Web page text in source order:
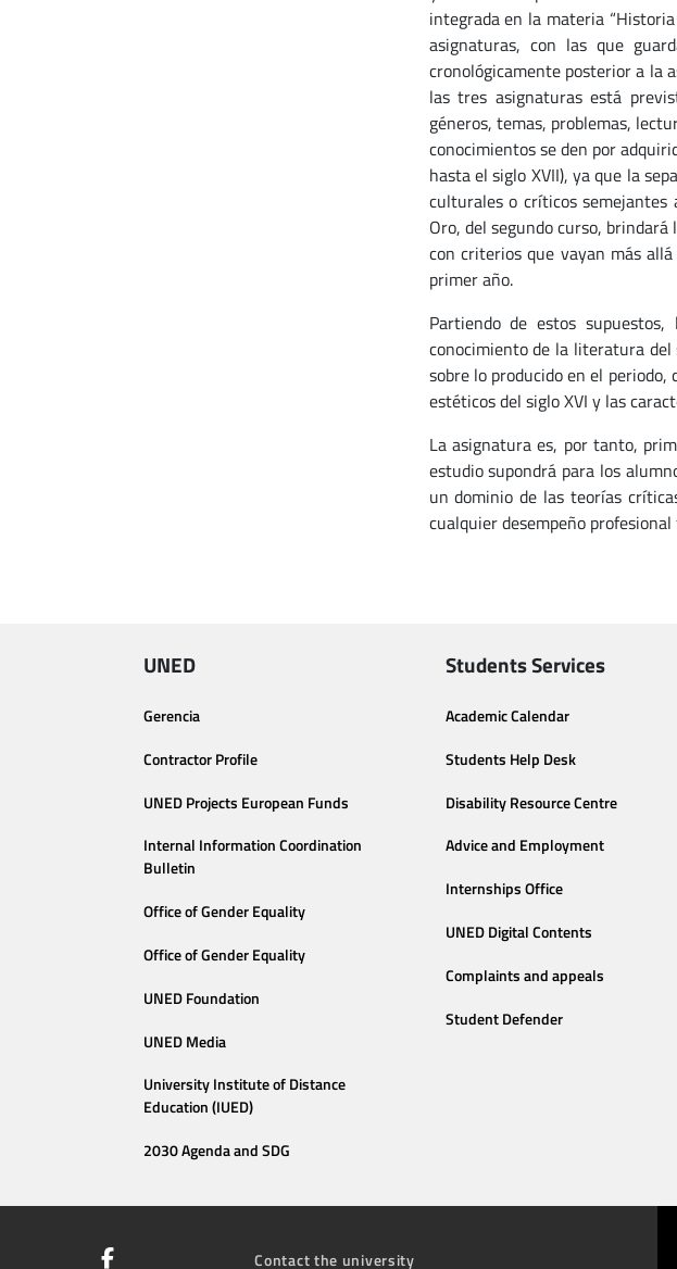
integrada en la materia
asignaturas, con las que
cronológicamente posterior a la
las tres asignaturas está
géneros, temas, problemas,
conocimientos se den por
hasta el siglo XVII), ya que la
culturales o críticos
Oro, del segundo curso,
con criterios que vayan más
primer año.
Partiendo de estos
conocimiento de la literatura del
sobre lo producido en el
estéticos del siglo XVI y las
La asignatura es, por tanto,
estudio supondrá para los
un dominio de las teorías
cualquier desempeño
UNED
Gerencia
Contractor Profile
UNED Projects European Funds
Internal Information Coordination
Bulletin
Office of Gender Equality
Office of Gender Equality
UNED Foundation
UNED Media
University Institute of Distance
Education (IUED)
2030 Agenda and SDG
Students Services
Academic Calendar
Students Help Desk
Disability Resource Centre
Advice and Employment
Internships Office
UNED Digital Contents
Complaints and appeals
Student Defender
Contact the university